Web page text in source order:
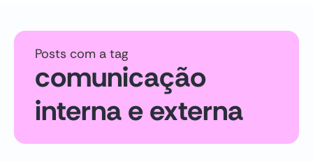
Posts com a tag
comunicação
interna e externa